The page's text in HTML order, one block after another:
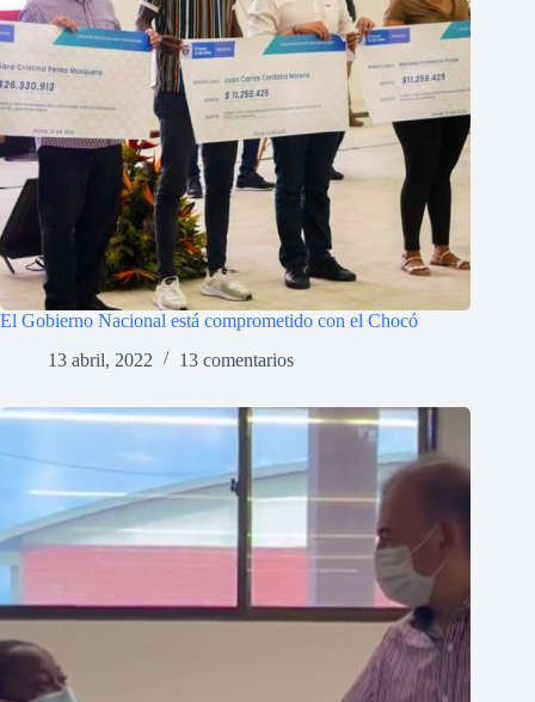
El Gobierno Nacional está comprometido con el Chocó
13 abril, 2022
13 comentarios